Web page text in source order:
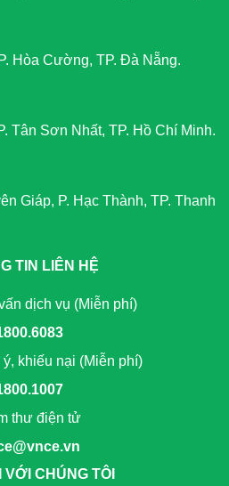
Hòa Cường, TP. Đà Nẵng.
Tân Sơn Nhất, TP. Hồ Chí Minh.
Giáp, P. Hạc Thành, TP. Thanh
TIN LIÊN HỆ
dịch vụ (Miễn phí)
khiếu nại (Miễn phí)
thư điện tử
VỚI CHÚNG TÔI